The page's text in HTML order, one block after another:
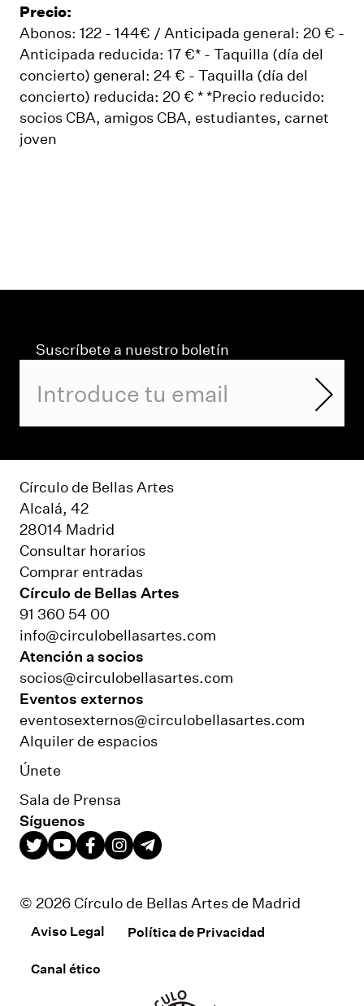
Precio:
Abonos: 122 - 144€ / Anticipada general: 20 € -
Anticipada reducida: 17 €* - Taquilla (día del
concierto) general: 24 € - Taquilla (día del
concierto) reducida: 20 € * *Precio reducido:
socios CBA, amigos CBA, estudiantes, carnet
joven
Suscríbete a nuestro boletín
Círculo de Bellas Artes
Alcalá, 42
28014 Madrid
Consultar horarios
Comprar entradas
Círculo de Bellas Artes
91 360 54 00
info@circulobellasartes.com
Atención a socios
socios@circulobellasartes.com
Eventos externos
eventosexternos@circulobellasartes.com
Alquiler de espacios
Únete
Sala de Prensa
Síguenos
© 2026 Círculo de Bellas Artes de Madrid
Aviso Legal Política de Privacidad
Canal ético